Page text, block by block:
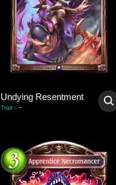
Undying Resentment
Trait : -